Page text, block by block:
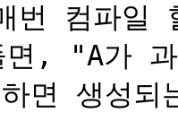
번 컴파일
, "A가
면 생성